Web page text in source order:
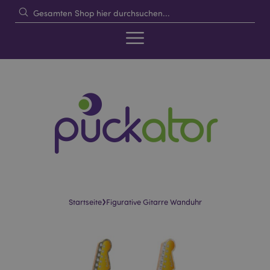
Startseite›Figurative Gitarre Wanduhr